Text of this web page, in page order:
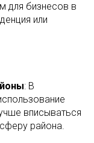
для бизнесов в
или
: В
вписываться
района.